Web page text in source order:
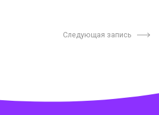
Следующая запись